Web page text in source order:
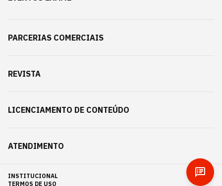
PARCERIAS COMERCIAIS
REVISTA
LICENCIAMENTO DE CONTEÚDO
ATENDIMENTO
INSTITUCIONAL
TERMOS DE USO